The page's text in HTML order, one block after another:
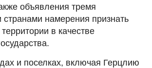
объявления тремя
странами намерения признать
в качестве
и поселках, включая Герцлию